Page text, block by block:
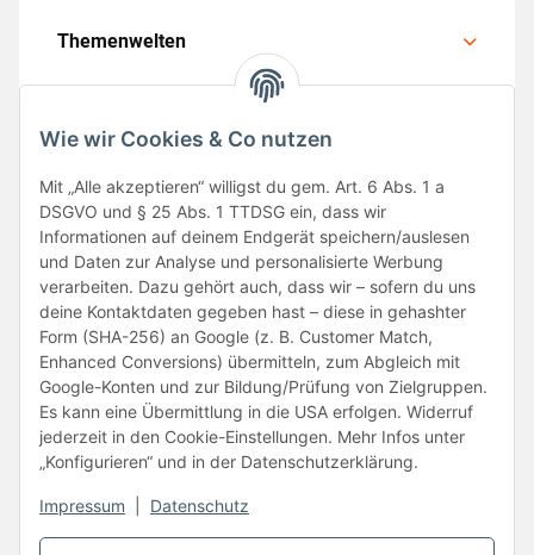
Wie wir Cookies & Co nutzen
Mit „Alle akzeptieren“ willigst du gem. Art. 6 Abs. 1 a
DSGVO und § 25 Abs. 1 TTDSG ein, dass wir
Informationen auf deinem Endgerät speichern/auslesen
und Daten zur Analyse und personalisierte Werbung
verarbeiten. Dazu gehört auch, dass wir – sofern du uns
deine Kontaktdaten gegeben hast – diese in gehashter
Form (SHA-256) an Google (z. B. Customer Match,
Enhanced Conversions) übermitteln, zum Abgleich mit
Google-Konten und zur Bildung/Prüfung von Zielgruppen.
Es kann eine Übermittlung in die USA erfolgen. Widerruf
jederzeit in den Cookie-Einstellungen. Mehr Infos unter
„Konfigurieren“ und in der Datenschutzerklärung.
Impressum Datenschutz
Themenwelten
Folge uns
Unsere Partner